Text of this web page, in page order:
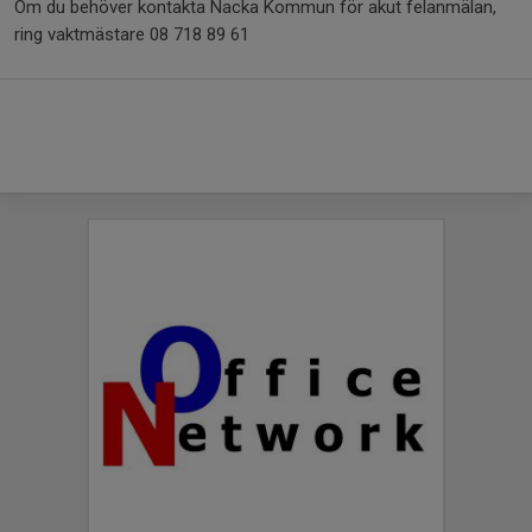
Om du behöver kontakta Nacka Kommun för akut felanmälan,
ring vaktmästare 08 718 89 61